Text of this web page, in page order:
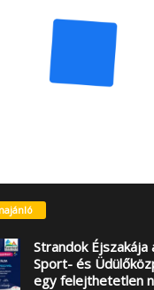
Strandok Éjszakája
Sport- és
egy felejthetetlen